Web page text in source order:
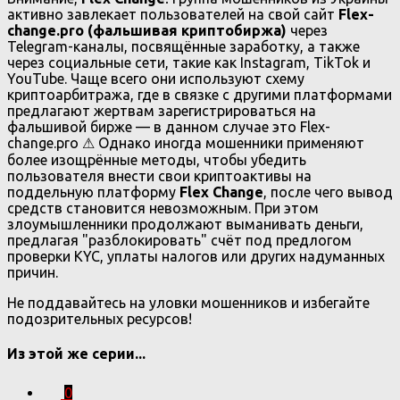
активно завлекает пользователей на свой сайт Flex-
change.pro (фальшивая криптобиржа) через
Telegram-каналы, посвящённые заработку, а также
через социальные сети, такие как Instagram, TikTok и
YouTube. Чаще всего они используют схему
криптоарбитража, где в связке с другими платформами
предлагают жертвам зарегистрироваться на
фальшивой бирже — в данном случае это Flex-
change.pro ⚠ Однако иногда мошенники применяют
более изощрённые методы, чтобы убедить
пользователя внести свои криптоактивы на
поддельную платформу Flex Change, после чего вывод
средств становится невозможным. При этом
злоумышленники продолжают выманивать деньги,
предлагая "разблокировать" счёт под предлогом
проверки KYC, уплаты налогов или других надуманных
причин.
Не поддавайтесь на уловки мошенников и избегайте
подозрительных ресурсов!
Из этой же серии...
0